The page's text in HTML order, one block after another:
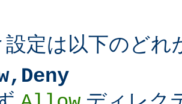
設定は以下のどれ